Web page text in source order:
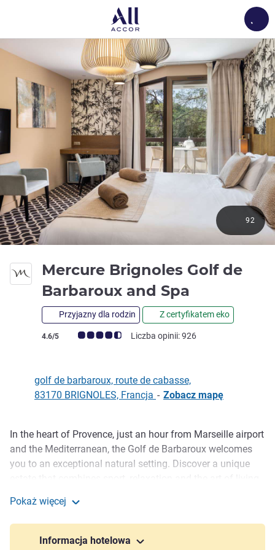
Mercure Brignoles Golf de
Barbaroux and Spa
Przyjazny dla rodzin Z certyfikatem eko
Ocena klientów (Ocena ALL)
4.6/5 Liczba opinii: 926
92
golf de barbaroux, route de cabasse,
83170 BRIGNOLES, Francja - Zobacz mapę
Opis
In the heart of Provence, just an hour from Marseille airport
and the Mediterranean, the Golf de Barbaroux welcomes
you to an exceptional natural setting. Discover a unique
of the pine forest. Golf enthusiasts will enjoy an 18-hole
course recognized as one of the most iconic in Europe.
Spa, restaurant, outdoor pool... Everything is in place for a
Pokaż więcej
Informacja hotelowa